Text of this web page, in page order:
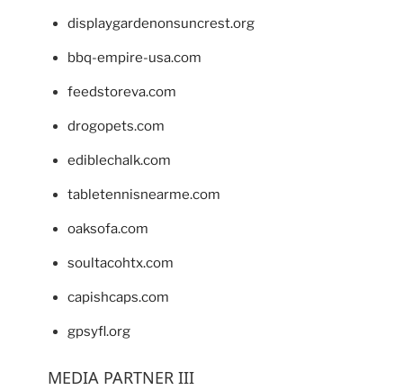
displaygardenonsuncrest.org
bbq-empire-usa.com
feedstoreva.com
drogopets.com
ediblechalk.com
tabletennisnearme.com
oaksofa.com
soultacohtx.com
capishcaps.com
gpsyfl.org
MEDIA PARTNER III